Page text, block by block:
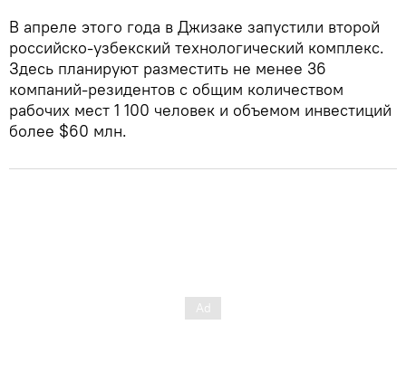
В апреле этого года в Джизаке запустили второй
российско-узбекский технологический комплекс.
Здесь планируют разместить не менее 36
компаний-резидентов с общим количеством
рабочих мест 1 100 человек и объемом инвестиций
более $60 млн.